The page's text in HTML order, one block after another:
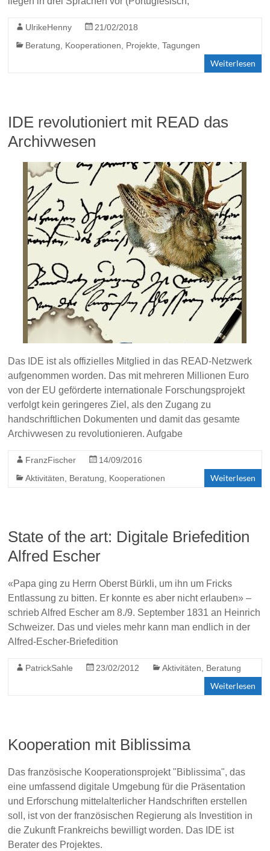
UlrikeHenny
21/02/2018
Beratung
Kooperationen Projekte ,Tagungen
Weiterlesen
IDE revolutioniert mit READ das
Archivwesen
Das IDE ist als offizielles Mitglied in das READ-Netzwerk
aufgenommen worden. Das mit mehreren Millionen Euro
von der EU geförderte internationale Forschungsprojekt
verfolgt kein geringeres Ziel, als den Zugang zu
handschriftlichen Dokumenten und damit das gesamte
Archivwesen zu revolutionieren. Aufgabe
FranzFischer
14/09/2016
Aktivitäten
Beratung Kooperationen Weiterlesen
State of the art: Digitale Briefedition
Alfred Escher
«Papa ging zu Herrn Oberst Bürkli, um ihn um Fricks
Entlassung zu bitten. Er konnte es aber nicht erlauben» –
schrieb Alfred Escher am 8./9. September 1831 an Heinrich
Schweizer. Das und vieles mehr kann man endlich in der
Alfred-Escher-Briefedition
PatrickSahle 23/02/2012 Aktivitäten Beratung
Weiterlesen
Kooperation mit Biblissima
Das französische Kooperationsprojekt "Biblissima", das
eine umfassend digitale Umgebung für die Präsentation
und Erforschung mittelalterlicher Handschriften erstellen
soll, ist von der französischen Regierung als Investition in
die Zukunft Frankreichs bewilligt worden. Das IDE ist
Berater des Projektes.